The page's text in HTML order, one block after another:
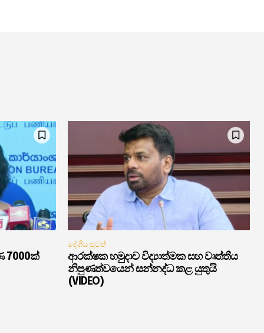
7000ක්
දේශීය පුවත්
ආරක්ෂක හමුදාව විද්‍යාත්මක සහ වෘත්තීය
නිපුණත්වයෙන් සන්නද්ධ කළ යුතුයි
(VIDEO)